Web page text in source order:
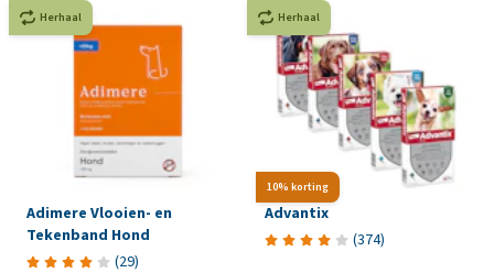
Herhaal
Adimere Vlooien- en
Tekenband Hond
(29)
10% korting
Herhaal
Advantix
(374)